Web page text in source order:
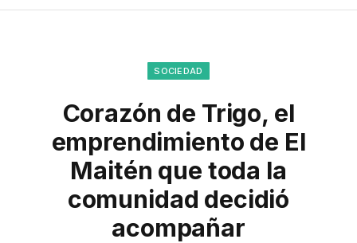
SOCIEDAD
Corazón de Trigo, el
emprendimiento de El
Maitén que toda la
comunidad decidió
acompañar